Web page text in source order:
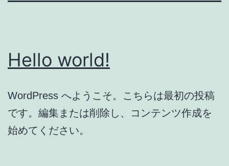
Hello world!
WordPress へようこそ。こちらは最初の投稿
です。編集または削除し、コンテンツ作成を
始めてください。